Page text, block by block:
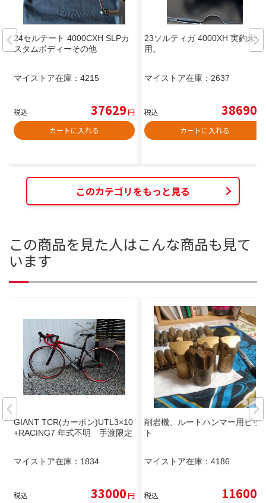
24セルテート 4000CXH SLPカ
スタムボディーその他
マイストア在庫： 4215
税込 37629円
カートに入れる
23ソルティガ 4000XH 実釣未使
用。
マイストア在庫： 2637
税込 38690
カートに入れる
このカテゴリをもっと見る
この商品を見た人はこんな商品も見て
います
GIANT TCR(カーボン)UTL3×10
+RACING7 年式不明 手渡限定
マイストア在庫： 1834
税込 33000円
削岩機、ルートハンマー用ビッ
ト
マイストア在庫： 4186
税込 11600